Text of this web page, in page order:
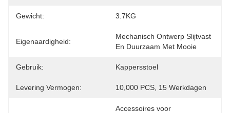
Gewicht: 3.7KG
Eigenaardigheid:
Mechanisch Ontwerp Slijtvast
En Duurzaam Met Mooie
Gebruik: Kappersstoel
Levering Vermogen: 10,000 PCS, 15 Werkdagen
Accessoires voor